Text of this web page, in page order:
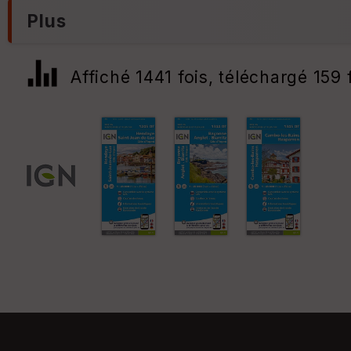
Plus
Affiché 1441 fois, téléchargé 159